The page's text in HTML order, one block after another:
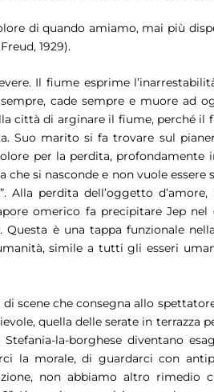
di quando amiamo, mai più
1929).
Il fiume esprime
cade sempre e muore ad
città di arginare il fiume, perché il
Suo marito si fa trovare sul
per la perdita, profondamente
che si nasconde e non vuole
”. Alla perdita dell’oggetto
omerico fa precipitare Jep
è una tappa funzionale
simile a tutti gli esseri
scene che consegna allo
quella delle serate in terrazza
la-borghese diventano
la morale, di guardarci con
non abbiamo altro rimedio